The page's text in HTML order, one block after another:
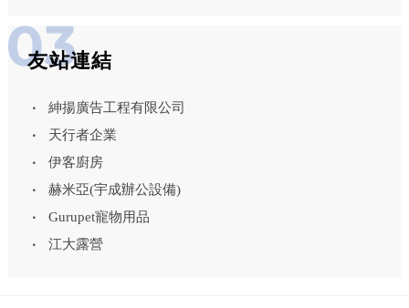
友站連結
紳揚廣告工程有限公司
天行者企業
伊客廚房
赫米亞(宇成辦公設備)
Gurupet寵物用品
江大露營